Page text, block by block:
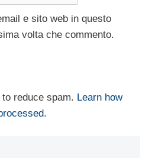
e sito web in questo
volta che commento.
reduce spam. Learn how